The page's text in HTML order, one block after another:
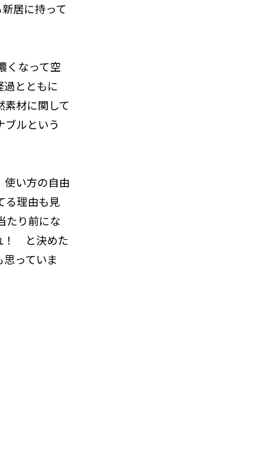
居に持って
くなって空
とともに
素材に関して
ブルという
使い方の自由
る理由も見
たり前にな
！ と決めた
っていま